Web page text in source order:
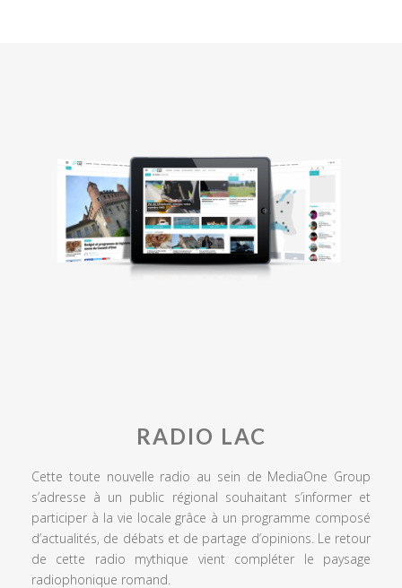
RADIO LAC
Cette toute nouvelle radio au sein de MediaOne Group
s’adresse à un public régional souhaitant s’informer et
participer à la vie locale grâce à un programme composé
d’actualités, de débats et de partage d’opinions. Le retour
de cette radio mythique vient compléter le paysage
radiophonique romand.